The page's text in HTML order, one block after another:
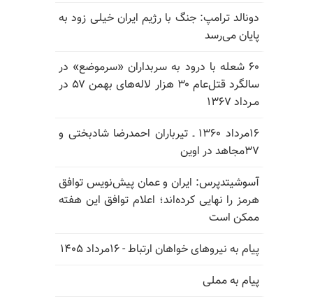
دونالد ترامپ: جنگ با رژیم ایران خیلی زود به
پایان می‌رسد
۶۰ شعله با درود به سربداران «سرموضع» در
سالگرد قتل‌عام ۳۰ هزار لاله‌های بهمن ۵۷ در
مـرداد ۱۳۶۷
۱۶مرداد ۱۳۶۰ ـ تیرباران احمدرضا شادبختی و
۳۷مجاهد در اوین
آسوشیتدپرس: ایران و عمان پیش‌نویس توافق
هرمز را نهایی کرده‌اند؛ اعلام توافق این هفته
ممکن است
پیام به نیروهای خواهان ارتباط - ۱۶مرداد ۱۴۰۵
پیام به مملی